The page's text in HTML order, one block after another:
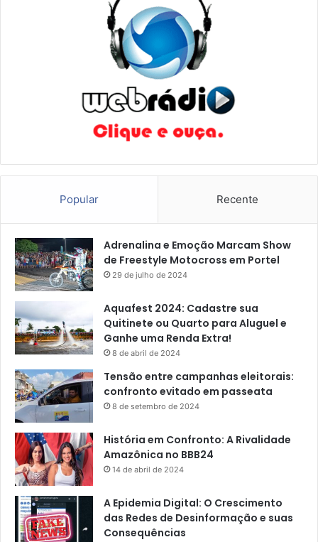
Popular Recente
Adrenalina e Emoção Marcam Show
de Freestyle Motocross em Portel
29 de julho de 2024
Aquafest 2024: Cadastre sua
Quitinete ou Quarto para Aluguel e
Ganhe uma Renda Extra!
8 de abril de 2024
Tensão entre campanhas eleitorais:
confronto evitado em passeata
8 de setembro de 2024
História em Confronto: A Rivalidade
Amazônica no BBB24
14 de abril de 2024
A Epidemia Digital: O Crescimento
das Redes de Desinformação e suas
Consequências